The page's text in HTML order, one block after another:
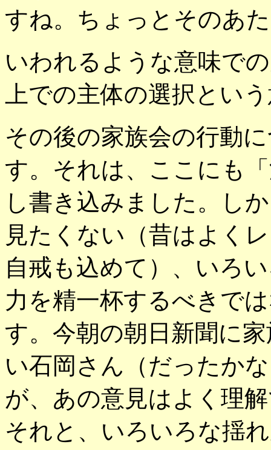
すね。ちょっとそのあ
いわれるような意味で
上での主体の選択とい
その後の家族会の行動
す。それは、ここにも
し書き込みました。し
見たくない（昔はよく
自戒も込めて）、いろ
力を精一杯するべきで
す。今朝の朝日新聞に
い石岡さん（だったか
が、あの意見はよく理
それと、いろいろな揺